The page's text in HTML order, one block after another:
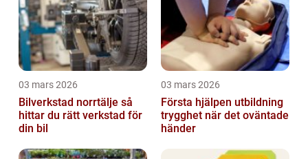
03 mars 2026
Bilverkstad norrtälje så
hittar du rätt verkstad för
din bil
03 mars 2026
Första hjälpen utbildning
trygghet när det oväntade
händer